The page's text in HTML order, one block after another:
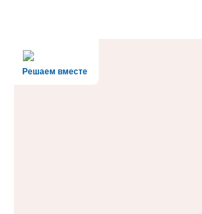
Решаем вместе